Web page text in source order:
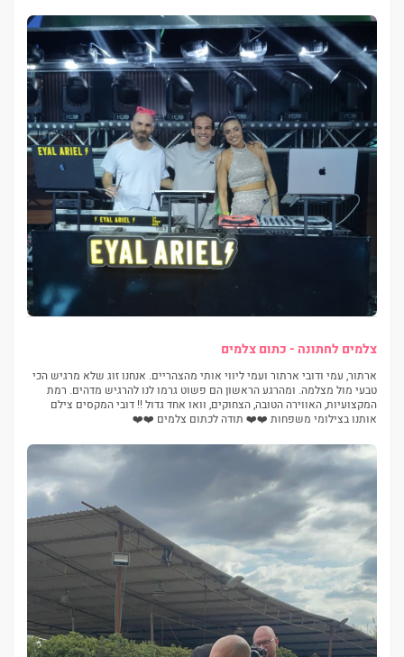
צלמים לחתונה - כתום צלמים
ארתור, עמי ודובי ארתור ועמי ליווי אותי מהצהריים. אנחנו זוג שלא מרגיש הכי
טבעי מול מצלמה. ומהרגע הראשון הם פשוט גרמו לנו להרגיש מדהים. רמת
המקצועיות, האווירה הטובה, הצחוקים, וואו אחד גדול !! דובי המקסים צילם
אותנו בצילומי משפחות ❤️❤️ תודה לכתום צלמים ❤️❤️